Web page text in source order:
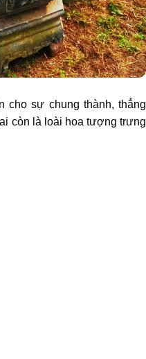
cho sự chung thành, thẳng
còn là loài hoa tượng trưng